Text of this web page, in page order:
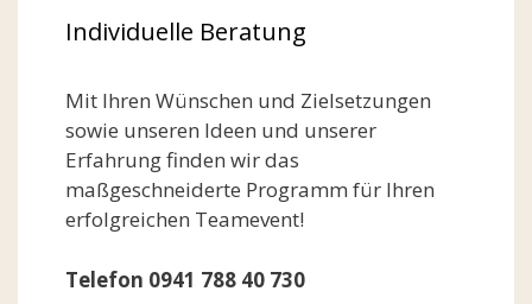
Individuelle Beratung
Mit Ihren Wünschen und Zielsetzungen
sowie unseren Ideen und unserer
Erfahrung finden wir das
maßgeschneiderte Programm für Ihren
erfolgreichen Teamevent!
Telefon 0941 788 40 730